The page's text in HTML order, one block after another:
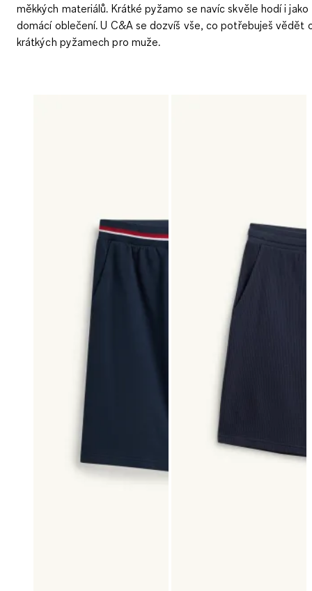
měkkých materiálů. Krátké pyžamo se navíc skvěle hodí i jako
domácí oblečení. U C&A se dozvíš vše, co potřebuješ vědět
krátkých pyžamech pro muže.